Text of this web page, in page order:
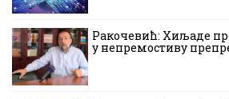
Ракочевић: Хиљаде
у непремостиву